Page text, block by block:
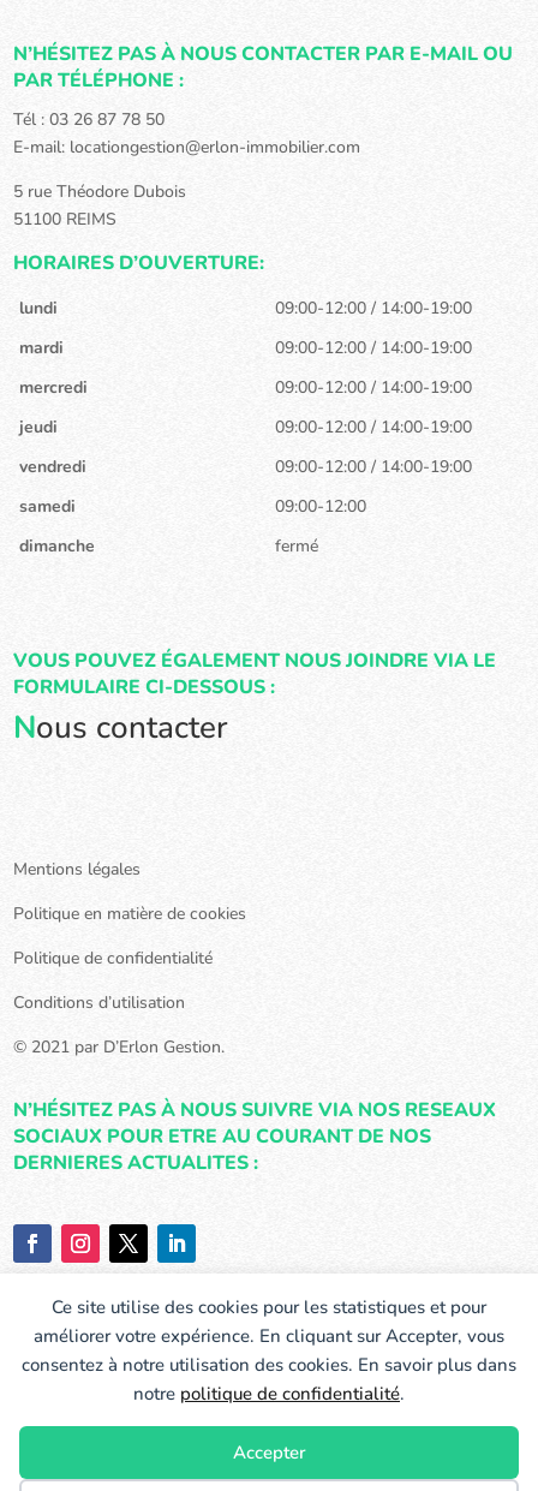
Ce site utilise des cookies pour les statistiques et pour
améliorer votre expérience. En cliquant sur Accepter, vous
consentez à notre utilisation des cookies. En savoir plus dans
notre politique de confidentialité.
Accepter
N’HÉSITEZ PAS À NOUS CONTACTER PAR E-MAIL OU
PAR TÉLÉPHONE :
Tél : 03 26 87 78 50
E-mail: locationgestion@erlon-immobilier.com
5 rue Théodore Dubois
51100 REIMS
HORAIRES D’OUVERTURE:
lundi
09:00-12:00 / 14:00-19:00
mardi
09:00-12:00 / 14:00-19:00
mercredi
09:00-12:00 / 14:00-19:00
jeudi
09:00-12:00 / 14:00-19:00
vendredi
09:00-12:00 / 14:00-19:00
samedi
09:00-12:00
dimanche
fermé
VOUS POUVEZ ÉGALEMENT NOUS JOINDRE VIA LE
FORMULAIRE CI-DESSOUS :
Nous contacter
Mentions légales
Politique en matière de cookies
Politique de confidentialité
Conditions d’utilisation
© 2021 par D’Erlon Gestion.
N’HÉSITEZ PAS À NOUS SUIVRE VIA NOS RESEAUX
SOCIAUX POUR ETRE AU COURANT DE NOS
DERNIERES ACTUALITES :